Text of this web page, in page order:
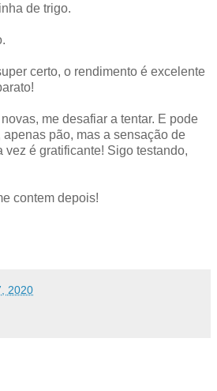
de trigo.
certo, o rendimento é excelente
me desafiar a tentar. E pode
pão, mas a sensação de
vez é gratificante! Sigo testando,
contem depois!
2020